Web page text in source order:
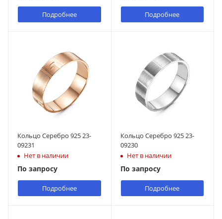
Подробнее Подробнее
Кольцо Серебро 925 23-
09231
Нет в наличии
По запросу
Подробнее
Кольцо Серебро 925 23-
09230
Нет в наличии
По запросу
Подробнее